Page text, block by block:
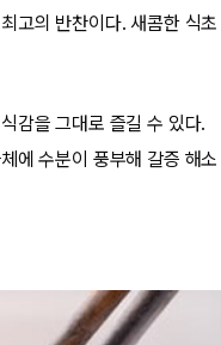
고의 반찬이다. 새콤한 식초
감을 그대로 즐길 수 있다.
에 수분이 풍부해 갈증 해소